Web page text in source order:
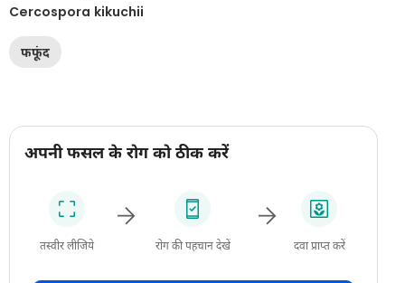
Cercospora kikuchii
फफूंद
अपनी फसल के रोग को ठीक करें
तस्वीर लीजिये रोग की पहचान देखें दवा प्राप्त करें